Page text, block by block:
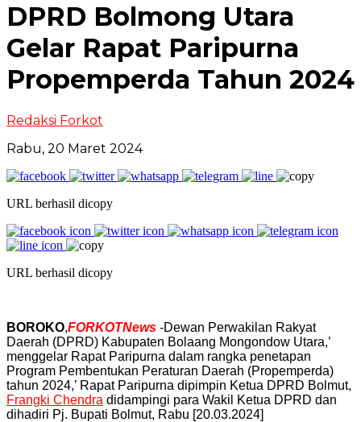
DPRD Bolmong Utara
Gelar Rapat Paripurna
Propemperda Tahun 2024
Redaksi Forkot
Rabu, 20 Maret 2024
URL berhasil dicopy
URL berhasil dicopy
BOROKO,FORKOTNews -Dewan Perwakilan Rakyat
Daerah (DPRD) Kabupaten Bolaang Mongondow Utara,’
menggelar Rapat Paripurna dalam rangka penetapan
Program Pembentukan Peraturan Daerah (Propemperda)
tahun 2024,’ Rapat Paripurna dipimpin Ketua DPRD Bolmut,
Frangki Chendra didampingi para Wakil Ketua DPRD dan
dihadiri Pj. Bupati Bolmut, Rabu [20.03.2024]